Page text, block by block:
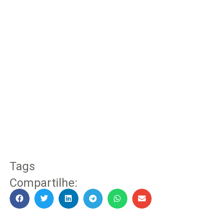
Tags
Compartilhe: